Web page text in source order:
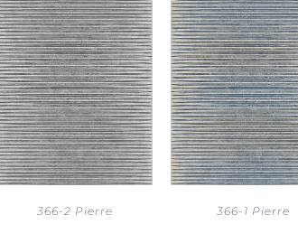
366-2 Pierre 366-1 Pierre